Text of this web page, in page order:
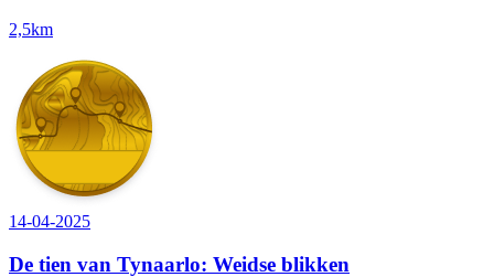
2,5km
14-04-2025
De tien van Tynaarlo: Weidse blikken